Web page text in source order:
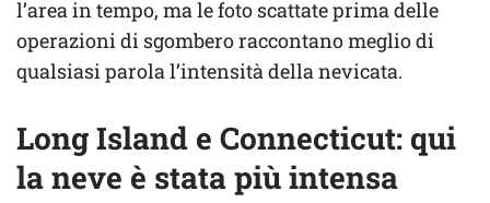
l’area in tempo, ma le foto scattate prima delle
operazioni di sgombero raccontano meglio di
qualsiasi parola l’intensità della nevicata.
Long Island e Connecticut: qui
la neve è stata più intensa